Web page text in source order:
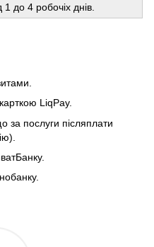
1 до 4 робочіх днів.
LiqPay.
за послуги післяплати